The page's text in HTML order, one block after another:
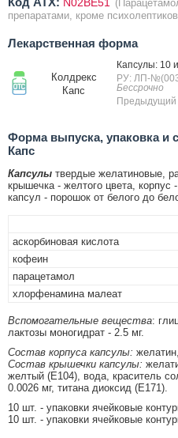
N02BE51
препаратами, кроме
Лекарственная форма
Колдрекс
Капс
Капсулы: 10
РУ: ЛП-
Бессрочно
Предыдущий
Форма выпуска, упаковка и
Капс
Капсулы твердые желатиновые,
крышечка - желтого цвета, корпус
капсул - порошок от белого до
аскорбиновая кислота
кофеин
парацетамол
хлорфенамина малеат
Вспомогательные вещества:
лактозы моногидрат - 2.5 мг.
Состав корпуса капсулы:
Состав крышечки капсулы:
желтый (E104), вода, краситель
0.0026 мг, титана диоксид (E171).
10 шт. - упаковки ячейковые
10 шт. - упаковки ячейковые